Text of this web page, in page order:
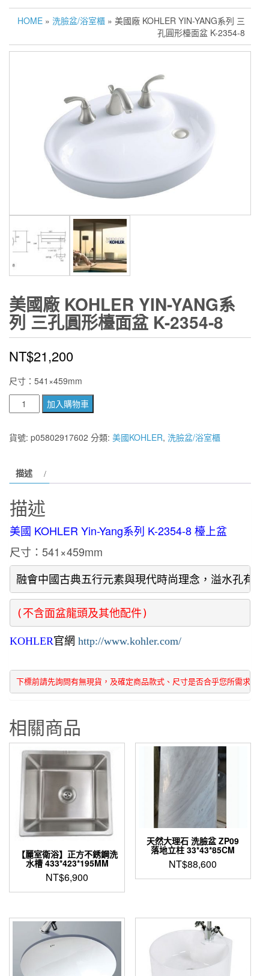
HOME » 洗臉盆/浴室櫃 » 美國廠 KOHLER YIN-YANG系列 三
孔圓形檯面盆 K-2354-8
美國廠 KOHLER YIN-YANG系
列 三孔圓形檯面盆 K-2354-8
NT$21,200
尺寸：541×459mm
國
廠
KOHLER
Yang
列
孔
圓
形
面
K-
2354-
數
加入購物車
貨號: p05802917602 分類: 美國KOHLER, 洗臉盆/浴室櫃
描述
描述
美國 KOHLER Yin-Yang系列 K-2354-8 檯上盆
尺寸：541×459mm
融會中國古典五行元素與現代時尚理念，溢水孔有效
(不含面盆龍頭及其他配件)
KOHLER官網 http://www.kohler.com/
下標前請先詢問有無現貨，及確定商品款式、尺寸是否合乎您所需求  謝
相關商品
【麗室衛浴】正方不銹鋼洗
水槽 433*423*195MM
NT$6,900
天然大理石 洗臉盆 ZP09
落地立柱 33*43*85CM
NT$88,600